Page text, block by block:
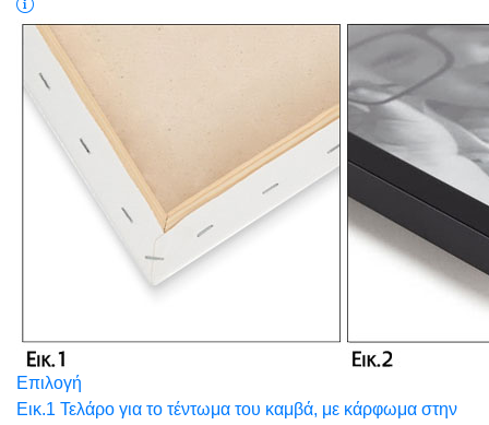
Επιλογή
Εικ.1 Τελάρο για το τέντωμα του καμβά, με κάρφωμα στην